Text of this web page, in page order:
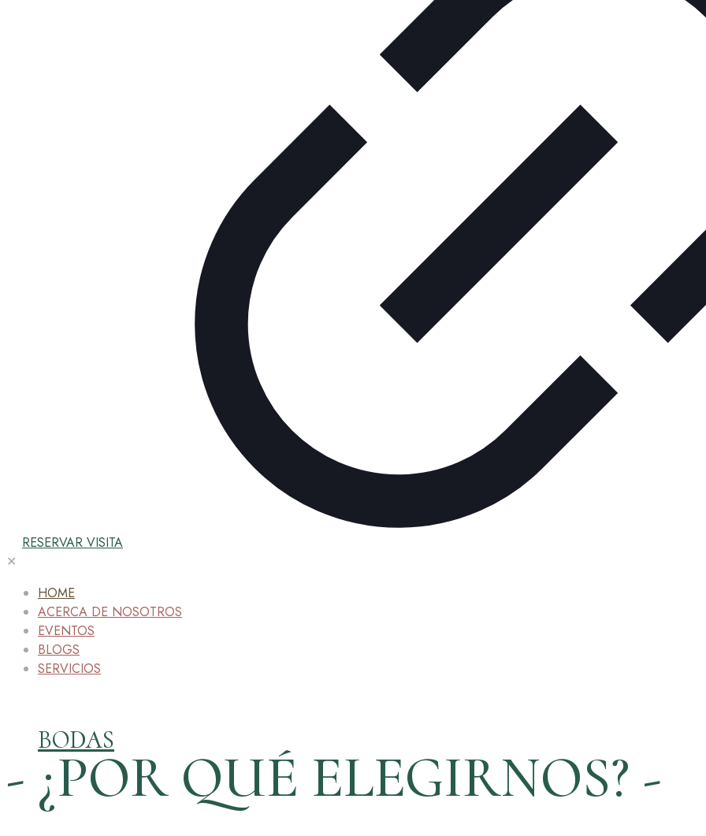
BODAS
RESERVAR VISITA
✕
HOME
ACERCA DE NOSOTROS
EVENTOS
BLOGS
SERVICIOS
- ¿POR QUÉ ELEGIRNOS? -